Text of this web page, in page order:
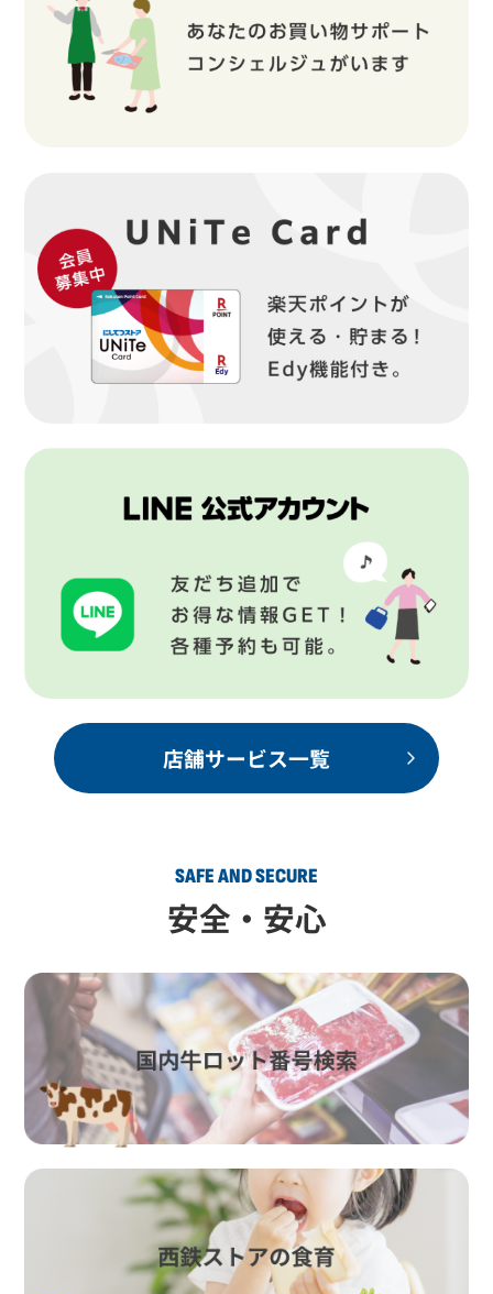
店舗サービス一覧
SAFE AND SECURE
安全・安心